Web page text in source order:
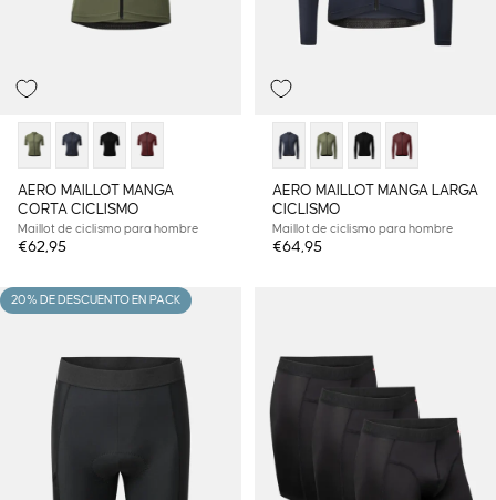
AERO MAILLOT MANGA
CORTA CICLISMO
Maillot de ciclismo para hombre
€62,95
AERO MAILLOT MANGA LARGA
CICLISMO
Maillot de ciclismo para hombre
€64,95
20% DE DESCUENTO EN PACK